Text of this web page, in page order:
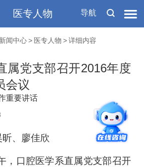
导航
医专人物
新闻中心 > 医专人物 > 详细内容
属党支部召开2016年度
会议
重要讲话
T T
、廖佳欣
，口腔医学系直属党支部召开